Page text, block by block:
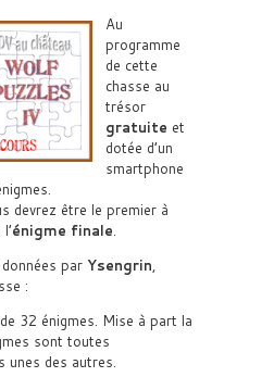
Au
programme
de cette
chasse au
trésor
gratuite et
dotée d’un
smartphone
devrez être le premier à
énigme finale.
par Ysengrin,
:
32 énigmes. Mise à part la
sont toutes
unes des autres.